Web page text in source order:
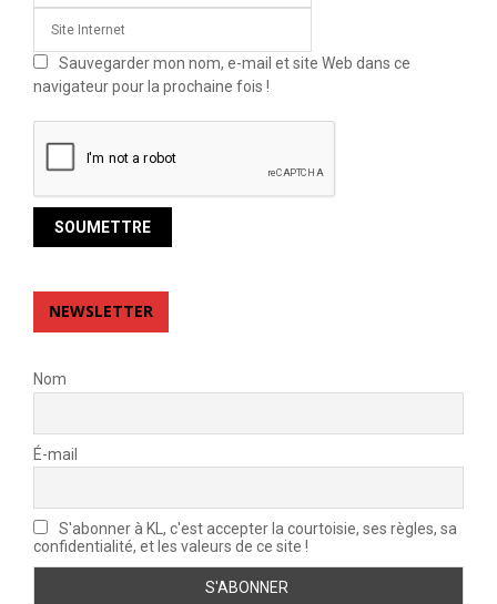
Sauvegarder mon nom, e-mail et site Web dans ce
navigateur pour la prochaine fois !
NEWSLETTER
Nom
É-mail
S'abonner à KL, c'est accepter la courtoisie, ses règles, sa
confidentialité, et les valeurs de ce site !